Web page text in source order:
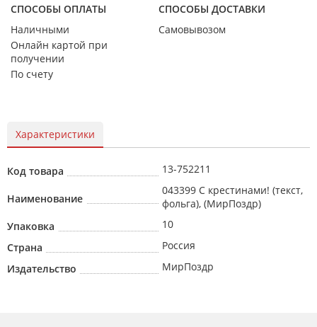
СПОСОБЫ ОПЛАТЫ
Наличными
Онлайн картой при
получении
По счету
СПОСОБЫ ДОСТАВКИ
Самовывозом
Характеристики
Код товара 13-752211
Наименование
043399 С крестинами! (текст,
фольга), (МирПоздр)
Упаковка
10
Страна
Россия
Издательство
МирПоздр